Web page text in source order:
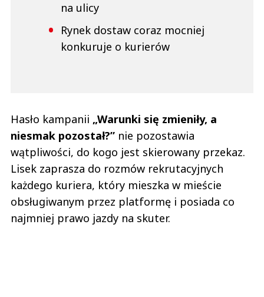
na ulicy
Rynek dostaw coraz mocniej
konkuruje o kurierów
Hasło kampanii „Warunki się zmieniły, a
niesmak pozostał?” nie pozostawia
wątpliwości, do kogo jest skierowany przekaz.
Lisek zaprasza do rozmów rekrutacyjnych
każdego kuriera, który mieszka w mieście
obsługiwanym przez platformę i posiada co
najmniej prawo jazdy na skuter.